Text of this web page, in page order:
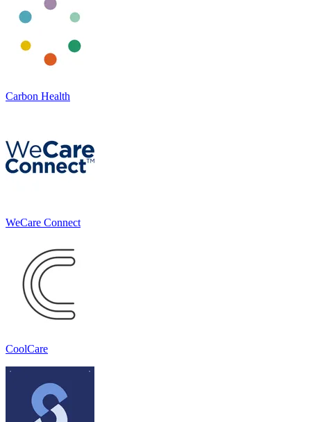
Carbon Health
WeCare Connect
CoolCare